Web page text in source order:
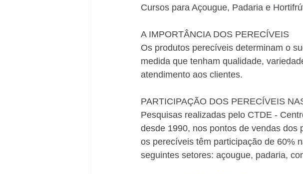
Cursos para Açougue, Padaria e
A IMPORTÂNCIA DOS PERECÍVEIS
Os produtos perecíveis determinam o
medida que tenham qualidade,
atendimento aos clientes.
PARTICIPAÇÃO DOS PERECÍVEIS
Pesquisas realizadas pelo CTDE -
desde 1990, nos pontos de vendas dos
os perecíveis têm participação de 60%
seguintes setores: açougue, padaria,